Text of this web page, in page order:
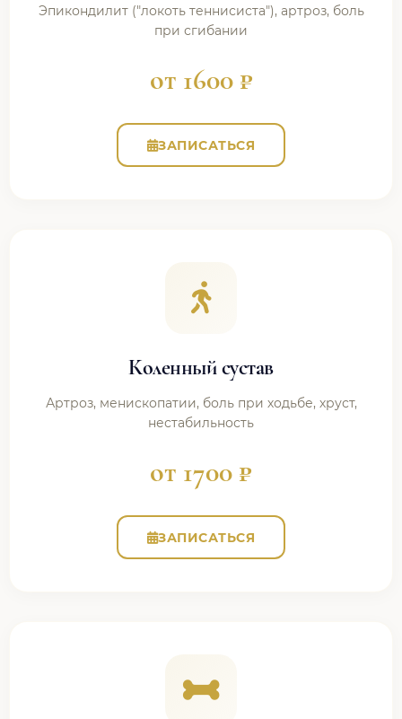
Эпикондилит ("локоть теннисиста"), артроз, боль
при сгибании
от 1600 ₽
ЗАПИСАТЬСЯ
Коленный сустав
Артроз, менископатии, боль при ходьбе, хруст,
нестабильность
от 1700 ₽
ЗАПИСАТЬСЯ